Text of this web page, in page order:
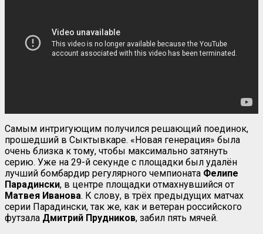
Самым интригующим получился решающий поединок,
прошедший в Сыктывкаре. «Новая генерация» была
очень близка к тому, чтобы максимально затянуть
серию. Уже на 29-й секунде с площадки был удалён
лучший бомбардир регулярного чемпионата Фелипе
Парадински, в центре площадки отмахнувшийся от
Матвея Иванова. К слову, в трёх предыдущих матчах
серии Парадински, так же, как и ветеран российского
футзала Дмитрий Прудников, забил пять мячей.